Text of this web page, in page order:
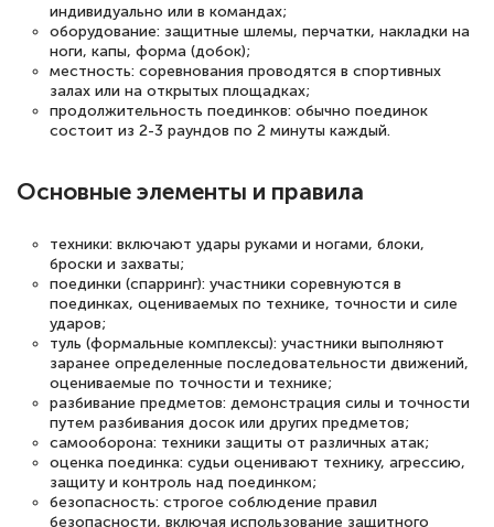
индивидуально или в командах;
оборудование: защитные шлемы, перчатки, накладки на
ноги, капы, форма (добок);
местность: соревнования проводятся в спортивных
залах или на открытых площадках;
продолжительность поединков: обычно поединок
состоит из 2-3 раундов по 2 минуты каждый.
Основные элементы и правила
техники: включают удары руками и ногами, блоки,
броски и захваты;
поединки (спарринг): участники соревнуются в
поединках, оцениваемых по технике, точности и силе
ударов;
туль (формальные комплексы): участники выполняют
заранее определенные последовательности движений,
оцениваемые по точности и технике;
разбивание предметов: демонстрация силы и точности
путем разбивания досок или других предметов;
самооборона: техники защиты от различных атак;
оценка поединка: судьи оценивают технику, агрессию,
защиту и контроль над поединком;
безопасность: строгое соблюдение правил
безопасности, включая использование защитного